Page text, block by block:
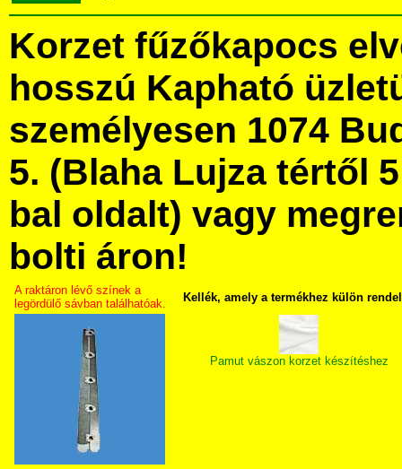
Korzet fűzőkapocs
hosszú Kapható
személyesen 1074
5. (Blaha Lujza tértől
bal oldalt) vagy
bolti áron!
A raktáron lévő színek a
legördülő sávban találhatóak.
Kellék, amely a termékhez külön
Pamut vászon korzet készítéshez